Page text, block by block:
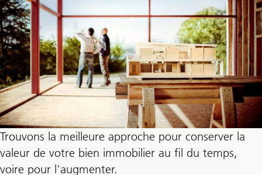
Trouvons la meilleure approche pour conserver la
valeur de votre bien immobilier au fil du temps,
voire pour l'augmenter.